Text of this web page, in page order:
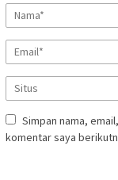
Simpan nama,
komentar saya